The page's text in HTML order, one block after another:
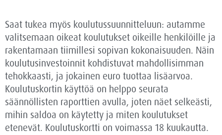
Saat tukea myös koulutussuunnitteluun: autamme
valitsemaan oikeat koulutukset oikeille henkilöille ja
rakentamaan tiimillesi sopivan kokonaisuuden. Näin
koulutusinvestoinnit kohdistuvat mahdollisimman
tehokkaasti, ja jokainen euro tuottaa lisäarvoa.
Koulutuskortin käyttöä on helppo seurata
säännöllisten raporttien avulla, joten näet selkeästi,
mihin saldoa on käytetty ja miten koulutukset
etenevät. Koulutuskortti on voimassa 18 kuukautta.